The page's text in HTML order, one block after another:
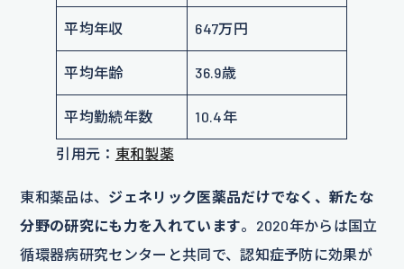
平均年収 647万円
平均年齢 36.9歳
平均勤続年数 10.4年
引用元： 東和製薬
東和薬品は、 ジェネリック医薬品だけでなく、新たな
分野の研究にも力を入れています。2020年からは国立
循環器病研究センターと共同で、認知症予防に効果が